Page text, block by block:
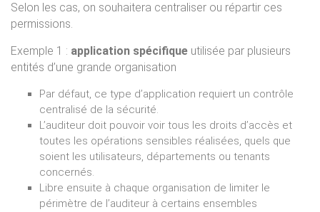
Selon les cas, on souhaitera centraliser ou répartir ces
permissions.
Exemple 1 : application spécifique utilisée par plusieurs
entités d’une grande organisation
Par défaut, ce type d’application requiert un contrôle
centralisé de la sécurité.
L’auditeur doit pouvoir voir tous les droits d’accès et
toutes les opérations sensibles réalisées, quels que
soient les utilisateurs, départements ou tenants
concernés.
Libre ensuite à chaque organisation de limiter le
périmètre de l’auditeur à certains ensembles